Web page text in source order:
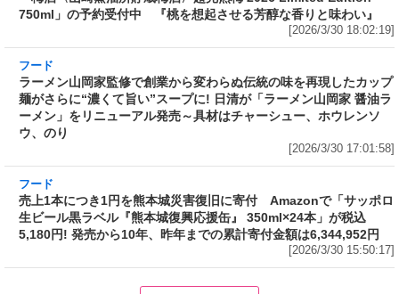
フード
ラーメン山岡家監修で創業から変わらぬ伝統の味を再現したカップ
麺がさらに“濃くて旨い”スープに! 日清が「ラーメン山岡家 醤油ラ
ーメン」をリニューアル発売～具材はチャーシュー、ホウレンソ
ウ、のり
[2026/3/30 17:01:58]
フード
売上1本につき1円を熊本城災害復旧に寄付 Amazonで「サッポロ
生ビール黒ラベル『熊本城復興応援缶』 350ml×24本」が税込
5,180円! 発売から10年、昨年までの累計寄付金額は6,344,952円
[2026/3/30 15:50:17]
3分で食べられる人気沸騰中の四
自慢のそばが食べ放題! 和食麺処